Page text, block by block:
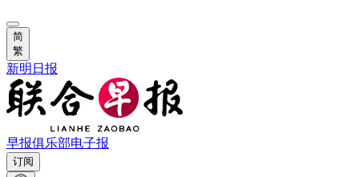
简
繁
新明日报
早报俱乐部电子报
订阅